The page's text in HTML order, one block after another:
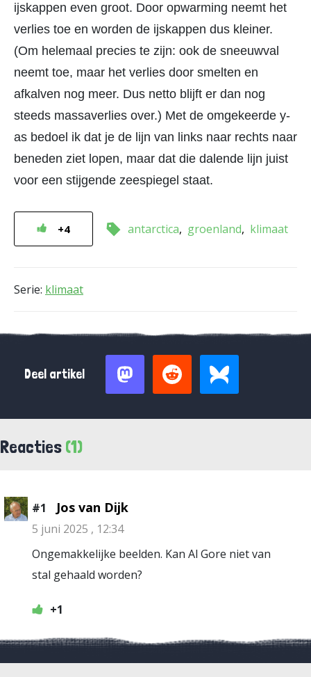
ijskappen even groot. Door opwarming neemt het
verlies toe en worden de ijskappen dus kleiner.
(Om helemaal precies te zijn: ook de sneeuwval
neemt toe, maar het verlies door smelten en
afkalven nog meer. Dus netto blijft er dan nog
steeds massaverlies over.) Met de omgekeerde y-
as bedoel ik dat je de lijn van links naar rechts naar
beneden ziet lopen, maar dat die dalende lijn juist
voor een stijgende zeespiegel staat.
+4 antarctica groenland klimaat
Serie: klimaat
Deel artikel
Reacties (1)
#1 Jos van Dijk
5 juni 2025 , 12:34
Ongemakkelijke beelden. Kan Al Gore niet van
stal gehaald worden?
+1